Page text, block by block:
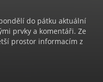
do pátku aktuální
prvky a komentáři. Ze
prostor informacím z